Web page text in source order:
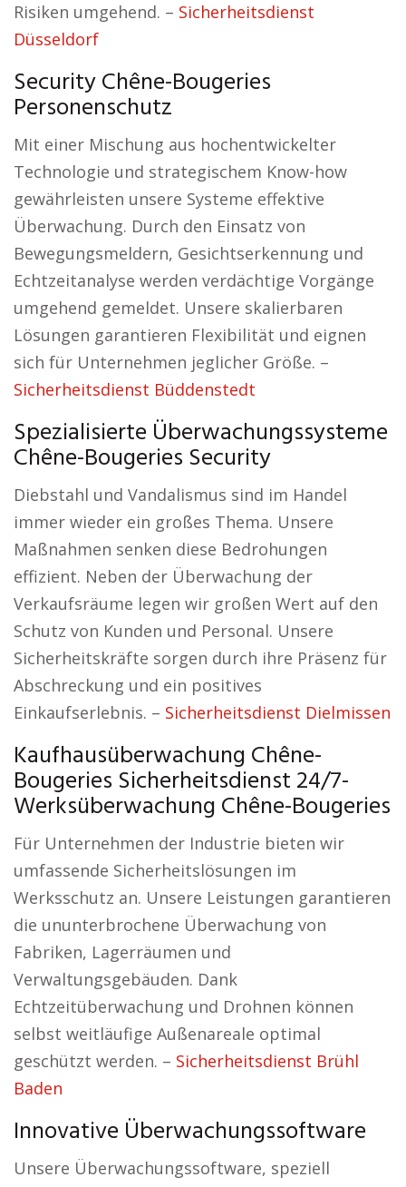
Risiken umgehend. – Sicherheitsdienst
Düsseldorf
Security Chêne-Bougeries
Personenschutz
Mit einer Mischung aus hochentwickelter
Technologie und strategischem Know-how
gewährleisten unsere Systeme effektive
Überwachung. Durch den Einsatz von
Bewegungsmeldern, Gesichtserkennung und
Echtzeitanalyse werden verdächtige Vorgänge
umgehend gemeldet. Unsere skalierbaren
Lösungen garantieren Flexibilität und eignen
sich für Unternehmen jeglicher Größe. –
Sicherheitsdienst Büddenstedt
Spezialisierte Überwachungssysteme
Chêne-Bougeries Security
Diebstahl und Vandalismus sind im Handel
immer wieder ein großes Thema. Unsere
Maßnahmen senken diese Bedrohungen
effizient. Neben der Überwachung der
Verkaufsräume legen wir großen Wert auf den
Schutz von Kunden und Personal. Unsere
Sicherheitskräfte sorgen durch ihre Präsenz für
Abschreckung und ein positives
Einkaufserlebnis. – Sicherheitsdienst Dielmissen
Kaufhausüberwachung Chêne-
Bougeries Sicherheitsdienst 24/7-
Werksüberwachung Chêne-Bougeries
Für Unternehmen der Industrie bieten wir
umfassende Sicherheitslösungen im
Werksschutz an. Unsere Leistungen garantieren
die ununterbrochene Überwachung von
Fabriken, Lagerräumen und
Verwaltungsgebäuden. Dank
Echtzeitüberwachung und Drohnen können
selbst weitläufige Außenareale optimal
geschützt werden. – Sicherheitsdienst Brühl
Baden
Innovative Überwachungssoftware
Unsere Überwachungssoftware, speziell